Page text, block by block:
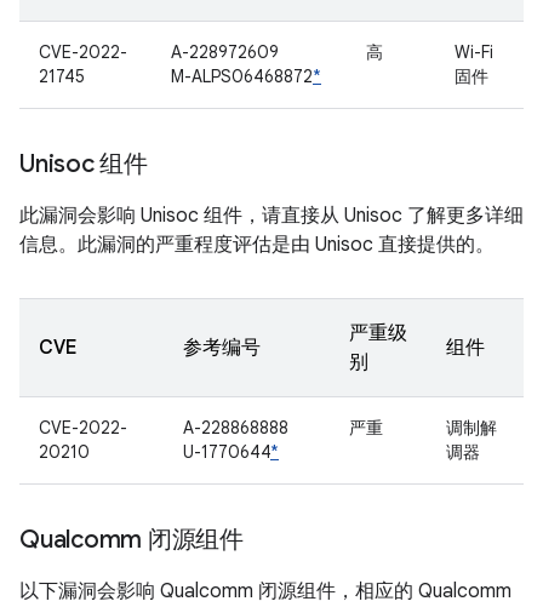
CVE-2022-
21745
A-228972609
M-ALPS06468872*
高
Wi-Fi
固件
Unisoc 组件
此漏洞会影响 Unisoc 组件，请直接从 Unisoc 了解更多详细
信息。此漏洞的严重程度评估是由 Unisoc 直接提供的。
CVE 参考编号
严重级
别
组件
CVE-2022-
20210
A-228868888
U-1770644*
严重
调制解
调器
Qualcomm 闭源组件
以下漏洞会影响 Qualcomm 闭源组件，相应的 Qualcomm